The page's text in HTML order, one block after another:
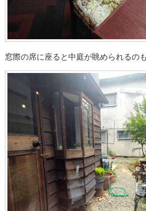
窓際の席に座ると中庭が眺められるの